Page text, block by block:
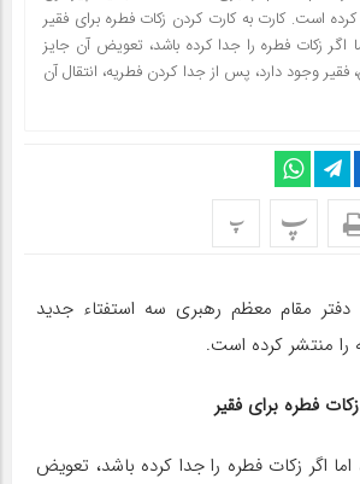
است. کارت به کارت کردن زکات فطره برای فقیر
اگر زکات فطره را جدا کرده باشد، تعویض آن جایز
وجود دارد، پس از جدا کردن فطریه، انتقال آن
پ پ
دفتر مقام معظم رهبری سه استفتاء جدید
را منتشر کرده است.
فطره برای فقیر
اما اگر زکات فطره را جدا کرده باشد، تعویض